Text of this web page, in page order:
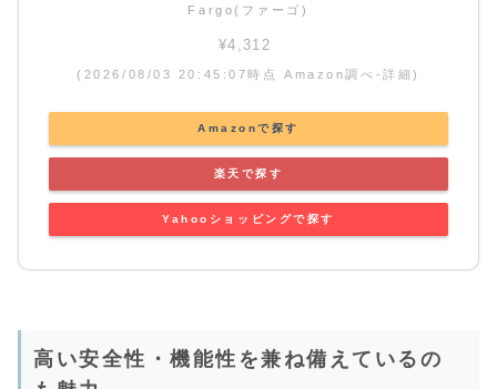
Fargo(ファーゴ)
¥4,312
(2026/08/03 20:45:07時点 Amazon調べ-詳細)
Amazonで探す
楽天で探す
Yahooショッピングで探す
高い安全性・機能性を兼ね備えているの